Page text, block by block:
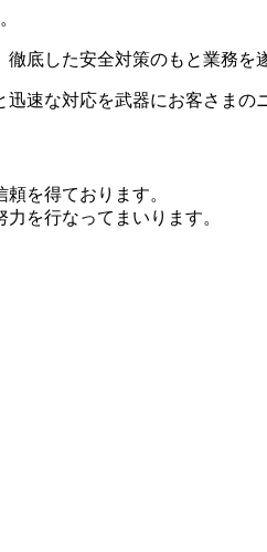
底した安全対策のもと業務を
速な対応を武器にお客さまの
を得ております。
を行なってまいります。